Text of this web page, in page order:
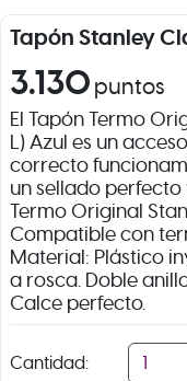
Tapón Stanley
3.130 puntos
El Tapón Termo
L) Azul es un
correcto
un sellado
Termo Original
Compatible con
Material: Plástico
a rosca. Doble
Calce perfecto.
Cantidad: